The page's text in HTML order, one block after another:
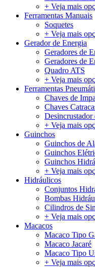
+ Veja mais
Ferramentas Manuais
Soquetes
+ Veja mais
Gerador de Energia
Geradores de
Geradores de
Quadro ATS
+ Veja mais
Ferramentas
Chaves de
Chaves
Desincrustador
+ Veja mais
Guinchos
Guinchos de
Guinchos
Guinchos
+ Veja mais
Hidráulicos
Conjuntos
Bombas
Cilindros de
+ Veja mais
Macacos
Macaco Tipo
Macaco Jacaré
Macaco Tipo
+ Veja mais